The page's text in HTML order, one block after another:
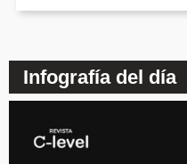
Infografía del día